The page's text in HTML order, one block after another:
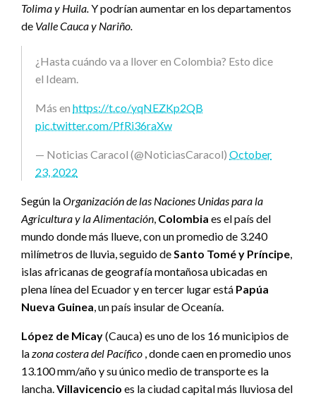
Tolima y Huila.Y podrían aumentar en los departamentos
de Valle Cauca y Nariño.
¿Hasta cuándo va a llover en Colombia? Esto dice
el Ideam.
Más en https://t.co/yqNEZKp2QB
pic.twitter.com/PfRi36raXw
— Noticias Caracol (@NoticiasCaracol) October
23, 2022
Según laOrganización de las Naciones Unidas para la
Agricultura y la Alimentación, Colombia es el país del
mundo donde más llueve, con un promedio de 3.240
milímetros de lluvia, seguido deSanto Tomé y Príncipe,
islas africanas de geografía montañosa ubicadas en
plena línea del Ecuador y en tercer lugar está Papúa
Nueva Guinea, un país insular de Oceanía.
López de Micay(Cauca) es uno de los 16 municipios de
lazona costera del Pacífico , donde caen en promedio unos
13.100 mm/año y su único medio de transporte es la
lancha.Villavicencio es la ciudad capital más lluviosa del